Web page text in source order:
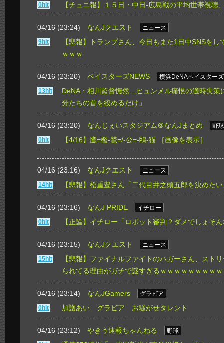
0hit
【チュニ報】１５日・中日-広島戦の平均世帯視聴
04/16 (23:24) なんJクエスト
ニュース
9hit
【悲報】トランプさん、今日もまた1日中SNSを
ｗｗｗ
04/16 (23:20) ベイスターズNEWS
横浜DeNAベイスターズ
13hit
DeNA・相川監督憮然…ヒュンメル痛恨の適時失策
分たちの首を絞めるだけ」
04/16 (23:20) なんじぇいスタジアム＠なんJまとめ
野
0hit
【4/16】鷹=檻-鷲=/-公=-鴎-猫 ［画像を表示］
04/16 (23:16) なんJクエスト
ニュース
14hit
【悲報】松重豊さん「二代目井之頭五郎を決めた
04/16 (23:16) なんJ PRIDE
イチロー
0hit
【正論】イチロー「ロボット審判？ダメでしょそ
04/16 (23:15) なんJクエスト
ニュース
15hit
【悲報】ファイナルファイトのハガーさん、スト
られてる理由がガチで謎すぎるｗｗｗｗｗｗｗｗ
04/16 (23:14) なんJGamers
グラビア
0hit
加護あい グラビア お騒がせタレント
04/16 (23:12) やきう速報ちゃんねる
野球